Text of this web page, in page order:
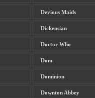
Devious Maids
Dickensian
Doctor Who
Dom
Dominion
Downton Abbey